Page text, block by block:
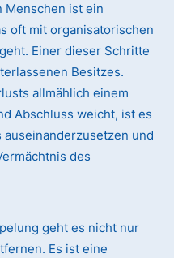
Menschen ist ein
oft mit organisatorischen
Einer dieser Schritte
Besitzes.
allmählich einem
Abschluss weicht, ist es
auseinanderzusetzen und
des
geht es nicht nur
Es ist eine